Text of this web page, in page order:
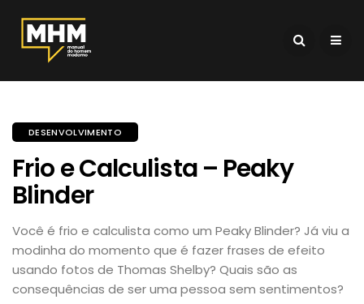
DESENVOLVIMENTO
Frio e Calculista – Peaky
Blinder
Você é frio e calculista como um Peaky Blinder? Já viu a
modinha do momento que é fazer frases de efeito
usando fotos de Thomas Shelby? Quais são as
consequências de ser uma pessoa sem sentimentos?